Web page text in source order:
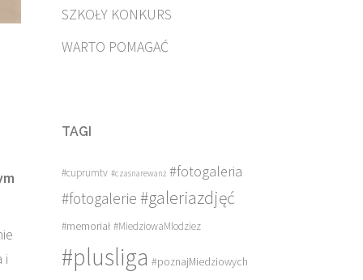
i
SZKOŁY KONKURS
WARTO POMAGAĆ
TAGI
#cuprumtv #czasnarewanż #fotogaleria
#fotogalerie #galeriazdjęć
#memoriał #MiedziowaMlodziez
#plusliga #poznajMiedziowych